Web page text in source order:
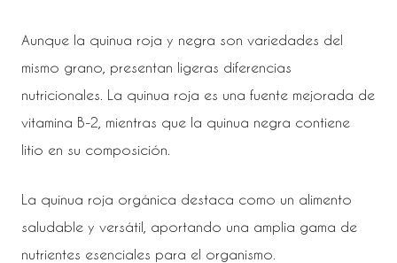
Aunque la quinua roja y negra son variedades del
mismo grano, presentan ligeras diferencias
nutricionales. La quinua roja es una fuente mejorada de
vitamina B-2, mientras que la quinua negra contiene
litio en su composición.
La quinua roja orgánica destaca como un alimento
saludable y versátil, aportando una amplia gama de
nutrientes esenciales para el organismo.